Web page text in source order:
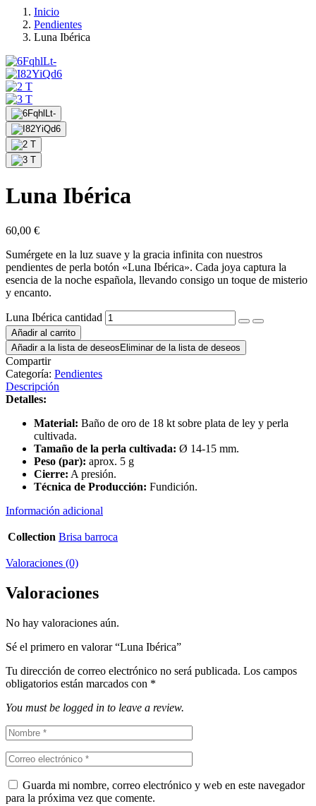
Inicio
Pendientes
Luna Ibérica
Luna Ibérica
60,00 €
Sumérgete en la luz suave y la gracia infinita con nuestros
pendientes de perla botón «Luna Ibérica». Cada joya captura la
esencia de la noche española, llevando consigo un toque de misterio
y encanto.
Luna Ibérica cantidad
Añadir al carrito
Añadir a la lista de deseos Eliminar de la lista de deseos
Compartir
Categoría: Pendientes
Descripción
Detalles:
Material: Baño de oro de 18 kt sobre plata de ley y perla
cultivada.
Tamaño de la perla cultivada: Ø 14-15 mm.
Peso (par): aprox. 5 g
Cierre: A presión.
Técnica de Producción: Fundición.
Información adicional
Collection Brisa barroca
Valoraciones (0)
Valoraciones
No hay valoraciones aún.
Sé el primero en valorar “Luna Ibérica”
Tu dirección de correo electrónico no será publicada. Los campos
obligatorios están marcados con *
You must be logged in to leave a review.
Guarda mi nombre, correo electrónico y web en este navegador
para la próxima vez que comente.